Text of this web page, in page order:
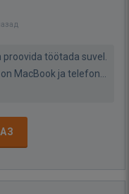
töötada suvel.
MacBook ja telefon...